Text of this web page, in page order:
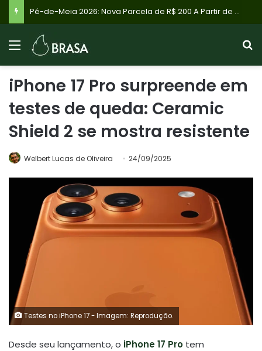
Pé-de-Meia 2026: Nova Parcela de R$ 200 A Partir de 24 de Agosto para Estudantes do Ensino Médio
iPhone 17 Pro surpreende em
testes de queda: Ceramic
Shield 2 se mostra resistente
Welbert Lucas de Oliveira 24/09/2025
Testes no iPhone 17 - Imagem: Reprodução.
Desde seu lançamento, o iPhone 17 Pro tem